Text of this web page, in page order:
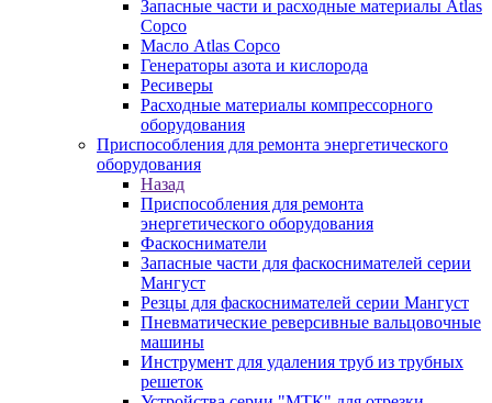
Запасные части и расходные материалы Atlas
Copco
Масло Atlas Copco
Генераторы азота и кислорода
Ресиверы
Расходные материалы компрессорного
оборудования
Приспособления для ремонта энергетического
оборудования
Назад
Приспособления для ремонта
энергетического оборудования
Фаскосниматели
Запасные части для фаскоснимателей серии
Мангуст
Резцы для фаскоснимателей серии Мангуст
Пневматические реверсивные вальцовочные
машины
Инструмент для удаления труб из трубных
решеток